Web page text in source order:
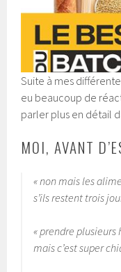
Suite à mes
eu beaucoup de
parler plus en détail
MOI, AVANT
« non mais les
s’ils restent trois
« prendre plusieurs
mais c’est super